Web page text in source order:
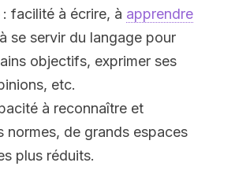
: facilité à écrire, à apprendre
se servir du langage pour
objectifs, exprimer ses
etc.
à reconnaître et
normes, de grands espaces
plus réduits.